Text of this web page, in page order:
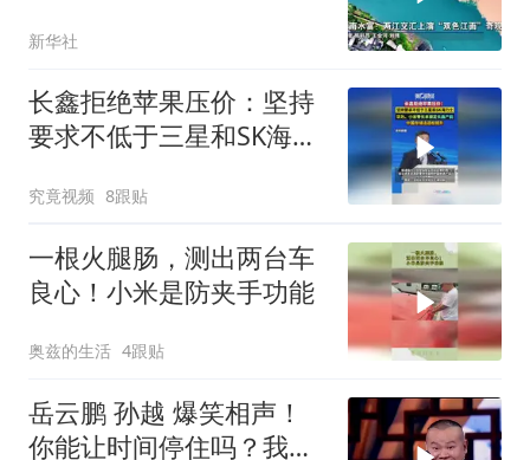
新华社
长鑫拒绝苹果压价：坚持
要求不低于三星和SK海力
定产能
究竟视频 8跟贴
一根火腿肠，测出两台车
良心！小米是防夹手功能
奥兹的生活 4跟贴
岳云鹏 孙越 爆笑相声！
你能让时间停住吗？我